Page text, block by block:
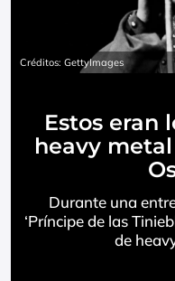
Créditos: GettyImages
Estos eran
heavy
Durante una
‘Príncipe de las
de